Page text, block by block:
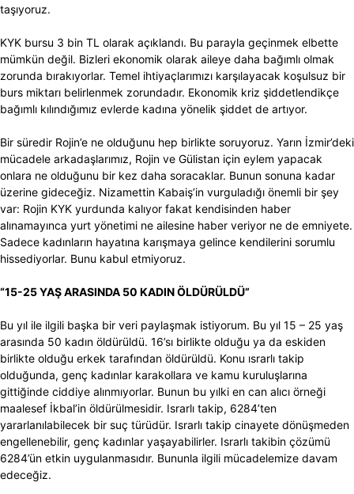
taşıyoruz.
KYK bursu 3 bin TL olarak açıklandı. Bu parayla geçinmek elbette
mümkün değil. Bizleri ekonomik olarak aileye daha bağımlı olmak
zorunda bırakıyorlar. Temel ihtiyaçlarımızı karşılayacak koşulsuz bir
burs miktarı belirlenmek zorundadır. Ekonomik kriz şiddetlendikçe
bağımlı kılındığımız evlerde kadına yönelik şiddet de artıyor.
Bir süredir Rojin’e ne olduğunu hep birlikte soruyoruz. Yarın İzmir’deki
mücadele arkadaşlarımız, Rojin ve Gülistan için eylem yapacak
onlara ne olduğunu bir kez daha soracaklar. Bunun sonuna kadar
üzerine gideceğiz. Nizamettin Kabaiş’in vurguladığı önemli bir şey
var: Rojin KYK yurdunda kalıyor fakat kendisinden haber
alınamayınca yurt yönetimi ne ailesine haber veriyor ne de emniyete.
Sadece kadınların hayatına karışmaya gelince kendilerini sorumlu
hissediyorlar. Bunu kabul etmiyoruz.
“15-25 YAŞ ARASINDA 50 KADIN ÖLDÜRÜLDÜ”
Bu yıl ile ilgili başka bir veri paylaşmak istiyorum. Bu yıl 15 – 25 yaş
arasında 50 kadın öldürüldü. 16’sı birlikte olduğu ya da eskiden
birlikte olduğu erkek tarafından öldürüldü. Konu ısrarlı takip
olduğunda, genç kadınlar karakollara ve kamu kuruluşlarına
gittiğinde ciddiye alınmıyorlar. Bunun bu yılki en can alıcı örneği
maalesef İkbal’in öldürülmesidir. Israrlı takip, 6284’ten
yararlanılabilecek bir suç türüdür. Israrlı takip cinayete dönüşmeden
engellenebilir, genç kadınlar yaşayabilirler. Israrlı takibin çözümü
6284’ün etkin uygulanmasıdır. Bununla ilgili mücadelemize davam
edeceğiz.